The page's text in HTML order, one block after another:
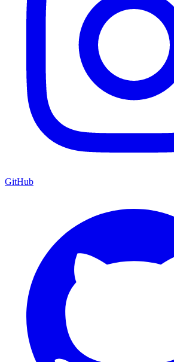
GitHub